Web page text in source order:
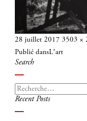
Publié
le
28 juillet 2017 Taille
réelle
3503 ×
Navigation
de
l’article
Publié dansL’art
Search
Recherche
pour
:
Recent Posts